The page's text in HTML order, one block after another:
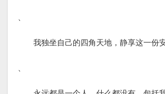
、
我独坐自己的四角天地，静享这一份
、